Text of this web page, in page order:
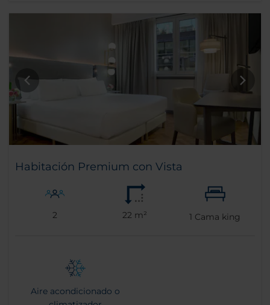
Habitación Premium con Vista
2 22 m² 1 Cama king
Aire acondicionado o